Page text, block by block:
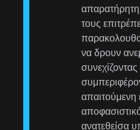
τους
να δρουν
απαιτούμενη
ανατεθείσα